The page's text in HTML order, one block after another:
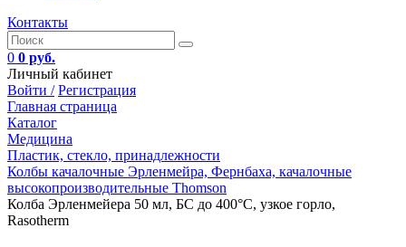
Контакты
0 0 руб.
Личный кабинет
Войти / Регистрация
Главная страница
Каталог
Медицина
Пластик, стекло, принадлежности
Колбы качалочные Эрленмейра, Фернбаха, качалочные
высокопроизводительные Thomson
Колба Эрленмейера 50 мл, БС до 400°C, узкое горло,
Rasotherm